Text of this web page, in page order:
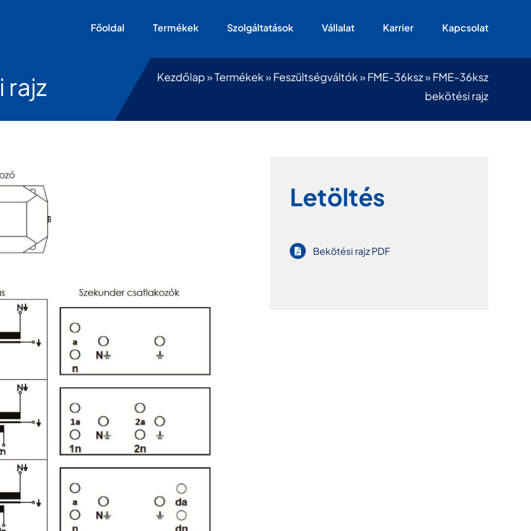
Főoldal Termékek Szolgáltatások Vállalat Karrier Kapcsolat
rajz Kezdőlap»Termékek» Feszültségváltók» FME-36ksz» FME-36ksz
bekötési rajz
Letöltés
Bekötési rajz PDF